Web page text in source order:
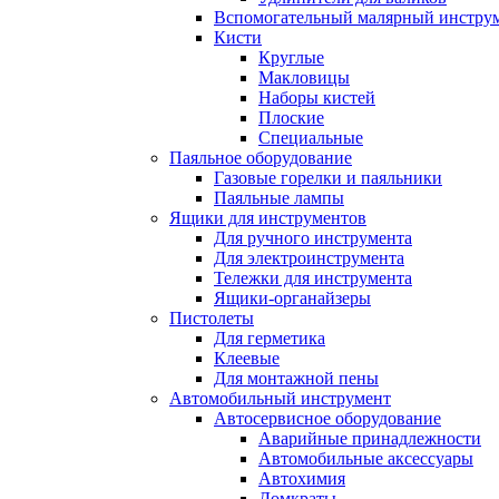
Вспомогательный малярный
Кисти
Круглые
Макловицы
Наборы кистей
Плоские
Специальные
Паяльное оборудование
Газовые горелки и паяльники
Паяльные лампы
Ящики для инструментов
Для ручного инструмента
Для электроинструмента
Тележки для инструмента
Ящики-органайзеры
Пистолеты
Для герметика
Клеевые
Для монтажной пены
Автомобильный инструмент
Автосервисное оборудование
Аварийные принадлежности
Автомобильные аксессуары
Автохимия